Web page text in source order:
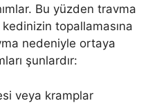
Bu yüzden travma
topallamasına
nedeniyle ortaya
şunlardır:
veya kramplar